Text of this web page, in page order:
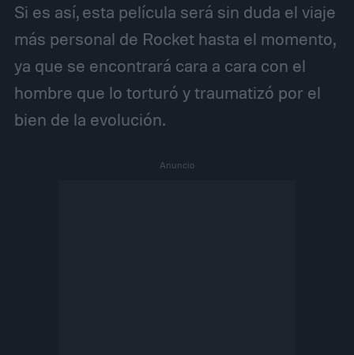
Si es así, esta película será sin duda el viaje
más personal de Rocket hasta el momento,
ya que se encontrará cara a cara con el
hombre que lo torturó y traumatizó por el
bien de la evolución.